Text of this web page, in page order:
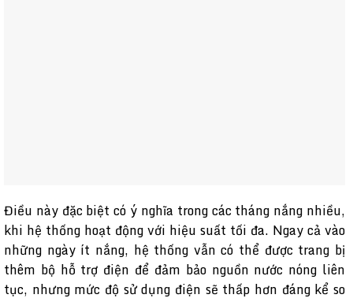
Điều này đặc biệt có ý nghĩa trong các tháng nắng nhiều,
khi hệ thống hoạt động với hiệu suất tối đa. Ngay cả vào
những ngày ít nắng, hệ thống vẫn có thể được trang bị
thêm bộ hỗ trợ điện để đảm bảo nguồn nước nóng liên
tục, nhưng mức độ sử dụng điện sẽ thấp hơn đáng kể so